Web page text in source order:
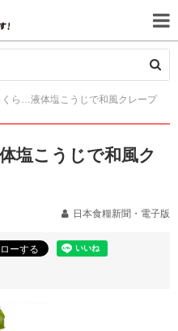
ら…液体塩こうじで和風クレープ
塩こうじで和風ク
日本食糧新聞・電子版